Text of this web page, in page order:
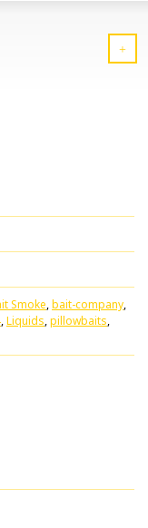
Smoke,bait-company,
,Liquids,pillowbaits,